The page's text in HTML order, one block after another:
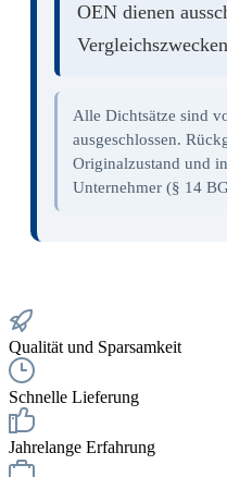
OEN dienen
Alle Dichtsätze sind
ausgeschlossen.
Originalzustand und
Unternehmer (§ 14
Qualität und Sparsamkeit
Schnelle Lieferung
Jahrelange Erfahrung